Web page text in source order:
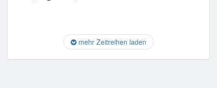
mehr Zeitreihen laden